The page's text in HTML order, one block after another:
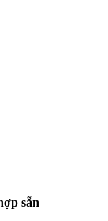
sẵn